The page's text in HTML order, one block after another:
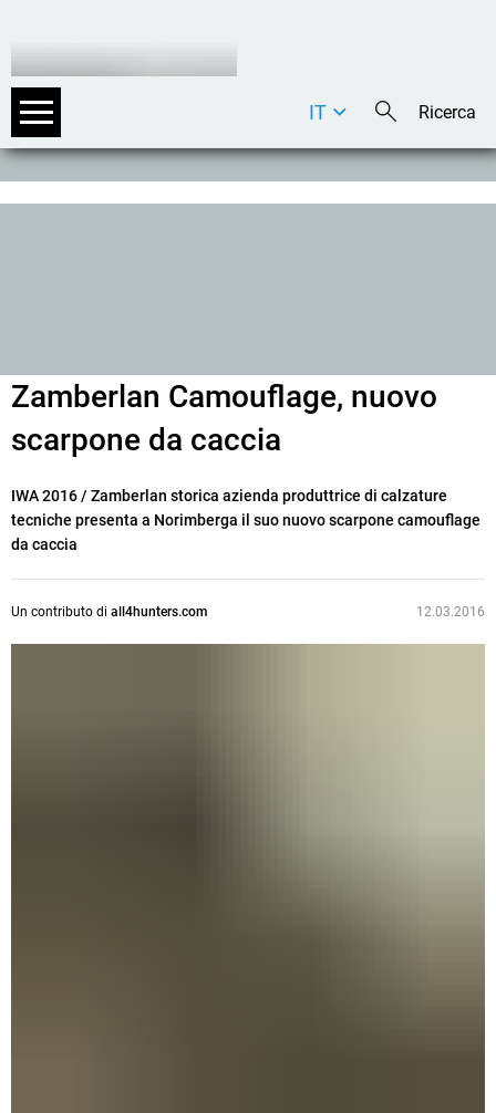
DE
IT
Zamberlan Camouflage, nuovo
scarpone da caccia
IWA 2016/ Zamberlan storica azienda produttrice di calzature
tecniche presenta a Norimberga il suo nuovo scarpone camouflage
da caccia
Un contributo di all4hunters.com 12.03.2016